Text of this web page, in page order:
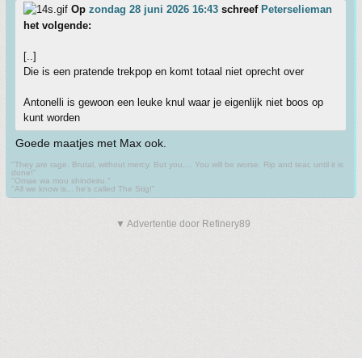
Op zondag 28 juni 2026 16:43 schreef Peterselieman
het volgende:
[..]
Die is een pratende trekpop en komt totaal niet oprecht over
Antonelli is gewoon een leuke knul waar je eigenlijk niet boos op
kunt worden
Goede maatjes met Max ook.
"They are rage. Brutal, without mercy. But you.... You will be worse. Rip and tear, until it is
done!"
"Omae wa mou shindeiru."
"All we know is... he's called The Stig!"
▼ Advertentie door Refinery89